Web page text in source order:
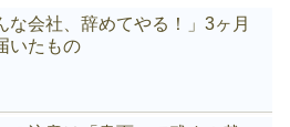
な会社、辞めてやる！」3ヶ月
いたもの